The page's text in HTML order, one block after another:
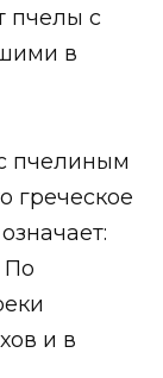
пчелы с
в
пчелиным
греческое
По
и в